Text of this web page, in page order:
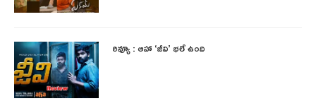
రివ్యూ : ఆహా ‘జీవి’ భలే ఉంది